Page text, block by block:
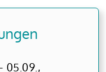
05.09.,